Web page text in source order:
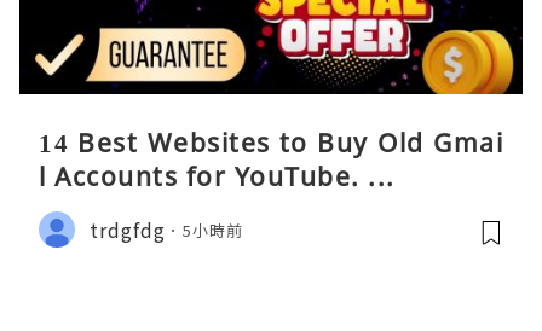
14 Best Websites to Buy Old Gmai
l Accounts for YouTube. ...
trdgfdg 5小時前